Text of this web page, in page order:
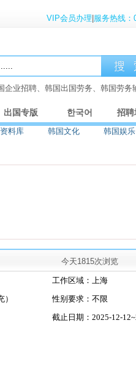
VIP会员办理 服务热线：
企业招聘、韩国出国劳务、韩国劳务
出国专版 한국어 招聘
料库 韩国文化 韩国娱乐
今天1815次浏览
工作区域：上海
性别要求：不限
截止日期：2025-12-